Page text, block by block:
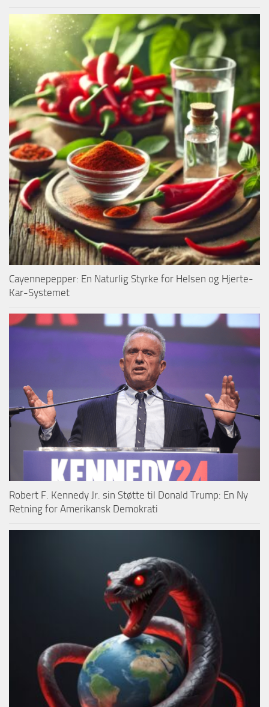
Cayennepepper: En Naturlig Styrke for Helsen og Hjerte-
Kar-Systemet
Robert F. Kennedy Jr. sin Støtte til Donald Trump: En Ny
Retning for Amerikansk Demokrati